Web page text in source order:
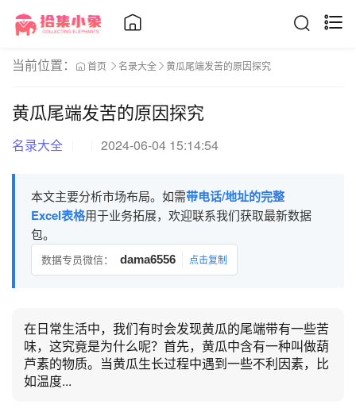
当前位置： 首页 名录大全 黄瓜尾端发苦的原因探究
黄瓜尾端发苦的原因探究
名录大全 2024-06-04 15:14:54
本文主要分析市场布局。如需带电话/地址的完整
Excel表格用于业务拓展，欢迎联系我们获取最新数据
包。
数据专员微信： dama6556 点击复制
在日常生活中，我们有时会发现黄瓜的尾端带有一些苦
味，这究竟是为什么呢？首先，黄瓜中含有一种叫做葫
芦素的物质。当黄瓜生长过程中遇到一些不利因素，比
如温度...